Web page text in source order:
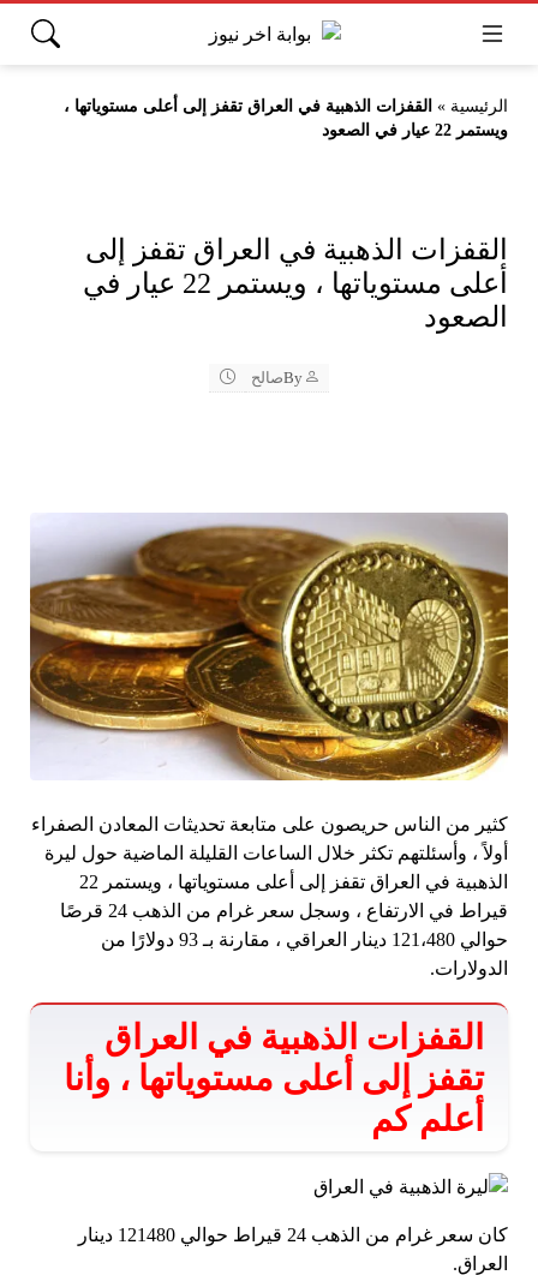
الرئيسية » القفزات الذهبية في العراق تقفز إلى أعلى مستوياتها ،
ويستمر 22 عيار في الصعود
القفزات الذهبية في العراق تقفز إلى
أعلى مستوياتها ، ويستمر 22 عيار في
الصعود
Byصالح
كثير من الناس حريصون على متابعة تحديثات المعادن الصفراء
أولاً ، وأسئلتهم تكثر خلال الساعات القليلة الماضية حول ليرة
الذهبية في العراق تقفز إلى أعلى مستوياتها ، ويستمر 22
قيراط في الارتفاع ، وسجل سعر غرام من الذهب 24 قرصًا
حوالي 121،480 دينار العراقي ، مقارنة بـ 93 دولارًا من
الدولارات.
القفزات الذهبية في العراق
تقفز إلى أعلى مستوياتها ، وأنا
أعلم كم
كان سعر غرام من الذهب 24 قيراط حوالي 121480 دينار
العراق.